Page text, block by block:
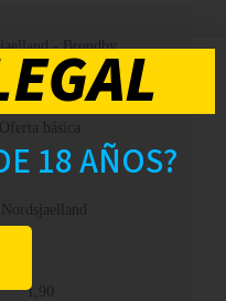
- Brondby
Oferta básica
Nordsjaelland
1,90
18 AÑOS?